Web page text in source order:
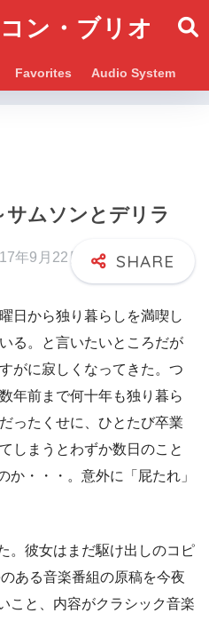
ン・ブリオ
Favorites Audio System
サムソンとデリラ
年9月22日
日から独り暮らしを満喫し
る。と言いたいところだが
がに寂しくなってきた。つ
年前まで何十年も独り暮ら
ったくせに、ひとたび卒業
しまうとわずか数日のこと
か・・・。意外に「屁たれ」
。彼女はまだ駆け出しのコピ
ある音楽番組の原稿を今夜
こと、内容がクラシック音楽